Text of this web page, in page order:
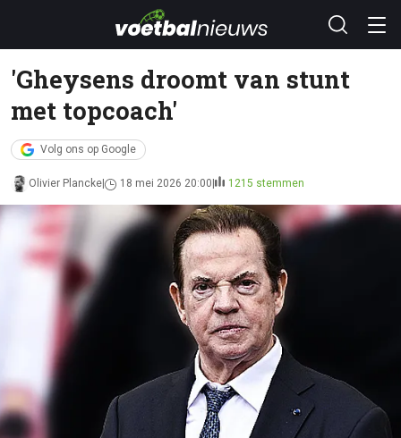
'Gheysens droomt van stunt
met topcoach'
Volg ons op Google
Olivier Plancke 18 mei 2026 20:00 1215 stemmen